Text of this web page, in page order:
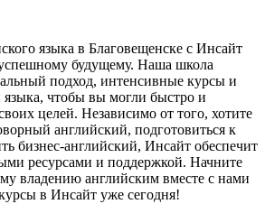
языка в Благовещенске с Инсайт
будущему. Наша школа
подход, интенсивные курсы и
языка, чтобы вы могли быстро и
целей. Независимо от того, хотите
английский, подготовиться к
бизнес-английский, Инсайт обеспечит
ресурсами и поддержкой. Начните
владению английским вместе с нами
в Инсайт уже сегодня!